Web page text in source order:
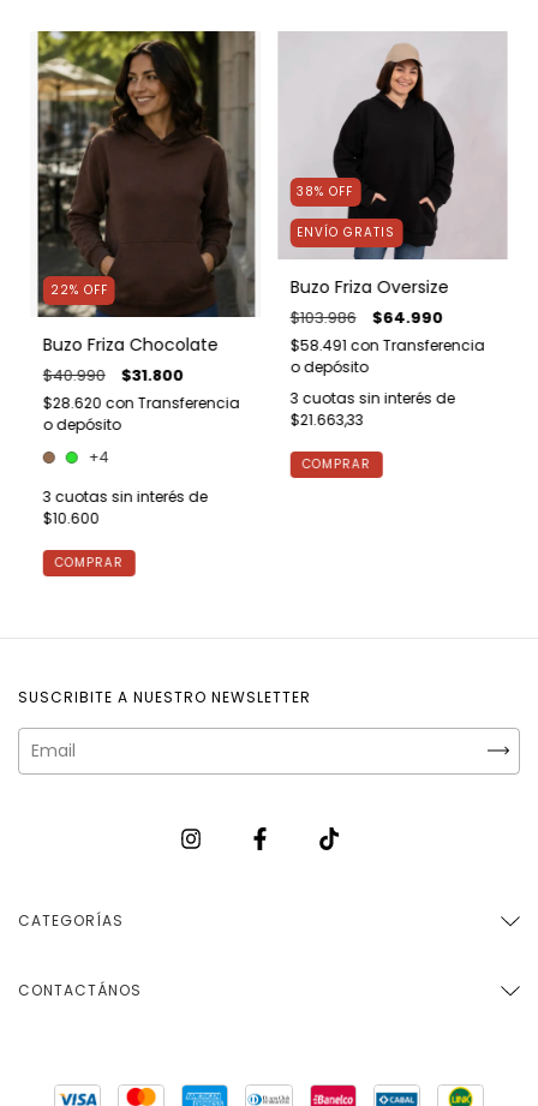
22% OFF
Buzo Friza Chocolate
$40.990 $31.800
$28.620 con Transferencia
o depósito
+4
3 cuotas sin interés de
$10.600
COMPRAR
38%OFF
ENVÍO GRATIS
Buzo Friza Oversize
$103.986 $64.990
$58.491 con Transferencia
o depósito
3 cuotas sin interés de
$21.663,33
COMPRAR
SUSCRIBITE A NUESTRO NEWSLETTER
CATEGORÍAS
CONTACTÁNOS